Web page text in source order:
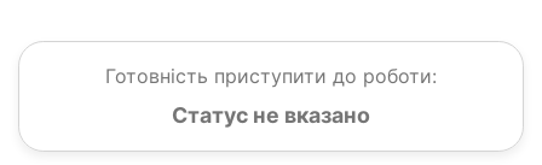
Готовність приступити до роботи:
Статус не вказано